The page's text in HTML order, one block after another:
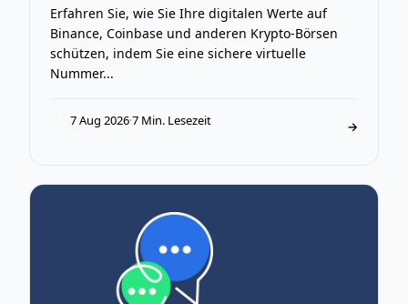
Erfahren Sie, wie Sie Ihre digitalen Werte auf
Binance, Coinbase und anderen Krypto-Börsen
schützen, indem Sie eine sichere virtuelle
Nummer...
7 Aug 2026·7 Min. Lesezeit →